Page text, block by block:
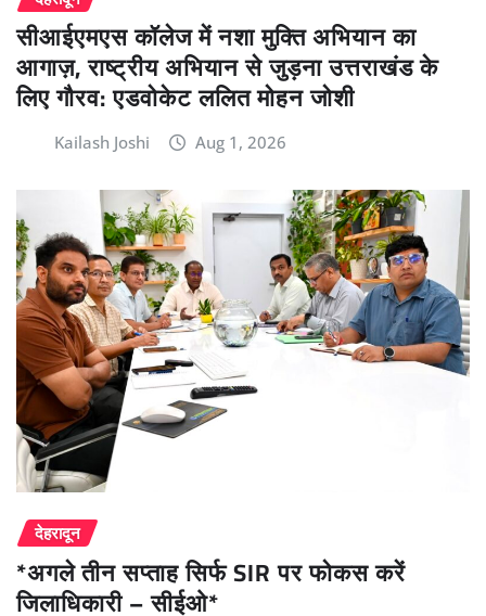
सीआईएमएस कॉलेज में नशा मुक्ति अभियान का
आगाज़, राष्ट्रीय अभियान से जुड़ना उत्तराखंड के
लिए गौरव: एडवोकेट ललित मोहन जोशी
Kailash Joshi Aug 1, 2026
देहरादून
*अगले तीन सप्ताह सिर्फ SIR पर फोकस करें
जिलाधिकारी – सीईओ*